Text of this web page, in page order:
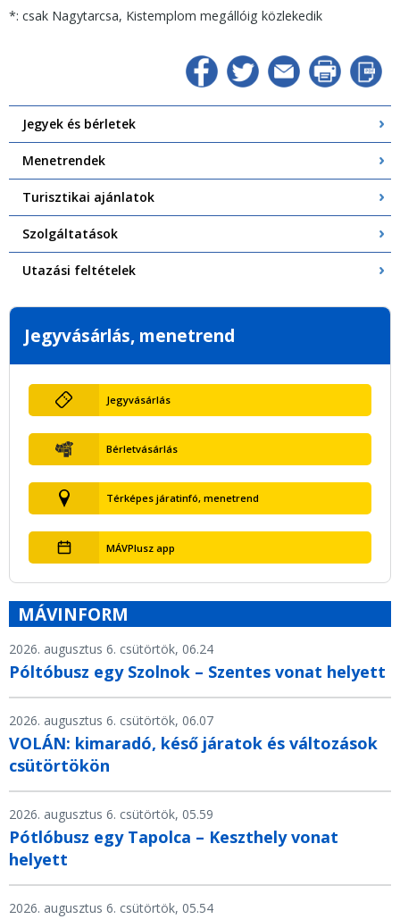
*: csak Nagytarcsa, Kistemplom megállóig közlekedik
Jegyek és bérletek
Menetrendek
Turisztikai ajánlatok
Szolgáltatások
Utazási feltételek
Jegyvásárlás, menetrend
Jegyvásárlás
Bérletvásárlás
Térképes járatinfó, menetrend
MÁVPlusz app
MÁVINFORM
2026. augusztus 6. csütörtök, 06.24
Póltóbusz egy Szolnok – Szentes vonat helyett
2026. augusztus 6. csütörtök, 06.07
VOLÁN: kimaradó, késő járatok és változások
csütörtökön
2026. augusztus 6. csütörtök, 05.59
Pótlóbusz egy Tapolca – Keszthely vonat
helyett
2026. augusztus 6. csütörtök, 05.54